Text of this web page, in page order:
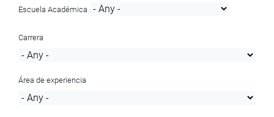
Escuela Académica
Carrera
Área de experiencia